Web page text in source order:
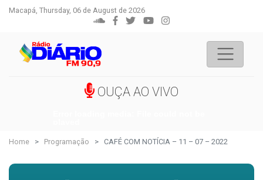
Macapá, Thursday, 06 de August de 2026
OUÇA AO VIVO
Home Programação CAFÉ COM NOTÍCIA – 11 – 07 – 2022